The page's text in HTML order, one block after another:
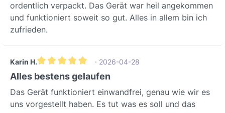
ordentlich verpackt. Das Gerät war heil angekommen
und funktioniert soweit so gut. Alles in allem bin ich
zufrieden.
Karin H.
Durchschnittliche Bewertung von 5 von 5 Sternen
· 2026-04-28
Alles bestens gelaufen
Das Gerät funktioniert einwandfrei, genau wie wir es
uns vorgestellt haben. Es tut was es soll und das